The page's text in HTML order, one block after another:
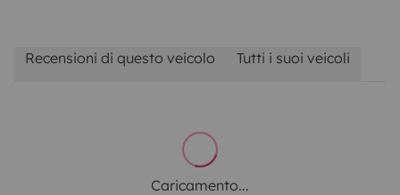
Recensioni di questo veicolo Tutti i suoi veicoli
Caricamento...